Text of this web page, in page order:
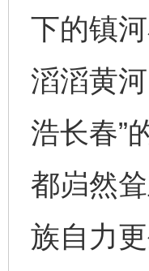
下的镇
滔滔黄
浩长春”
都岿然
族自力